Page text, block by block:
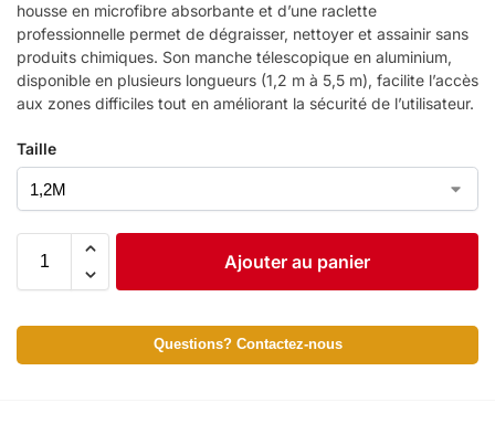
housse en microfibre absorbante et d’une raclette
professionnelle permet de dégraisser, nettoyer et assainir sans
produits chimiques. Son manche télescopique en aluminium,
disponible en plusieurs longueurs (1,2 m à 5,5 m), facilite l’accès
aux zones difficiles tout en améliorant la sécurité de l’utilisateur.
Taille
Ajouter au panier
Questions? Contactez-nous